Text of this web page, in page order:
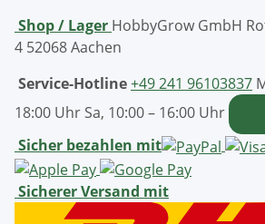
Shop / Lager HobbyGrow GmbH
4 52068 Aachen
Service-Hotline+49 241 96103837
18:00 Uhr Sa, 10:00 – 16:00 Uhr
Sicher bezahlen mit
Sicherer Versand mit